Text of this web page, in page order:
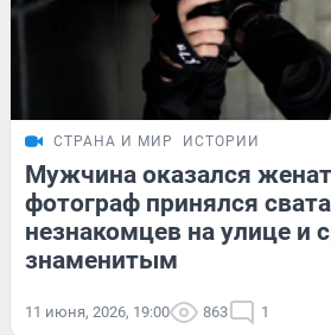
СТРАНА И МИР ИСТОРИИ
Мужчина оказался
фотограф принялся
незнакомцев на улице и
знаменитым
11 июня, 2026, 19:00 863 1